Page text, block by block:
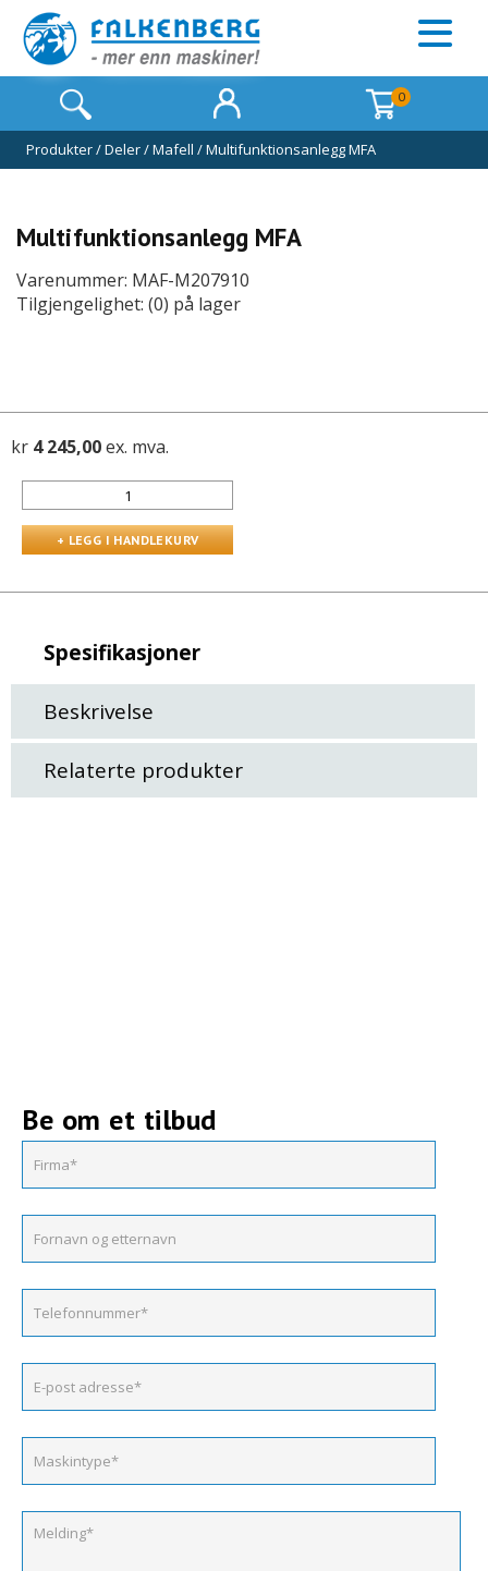
0
Produkter/Deler/Mafell /Multifunktionsanlegg MFA
Multifunktionsanlegg MFA
Varenummer: MAF-M207910
Tilgjengelighet: (0) på lager
kr 4 245,00ex. mva.
Spesifikasjoner
Beskrivelse
Relaterte produkter
Be om et tilbud